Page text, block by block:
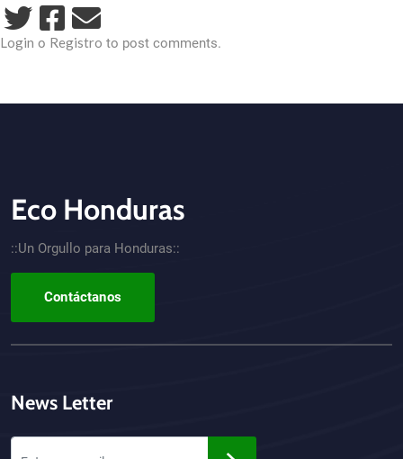
Login o Registro to post comments.
CTA - Footer
Eco Honduras
::Un Orgullo para Honduras::
Contáctanos
News Letter